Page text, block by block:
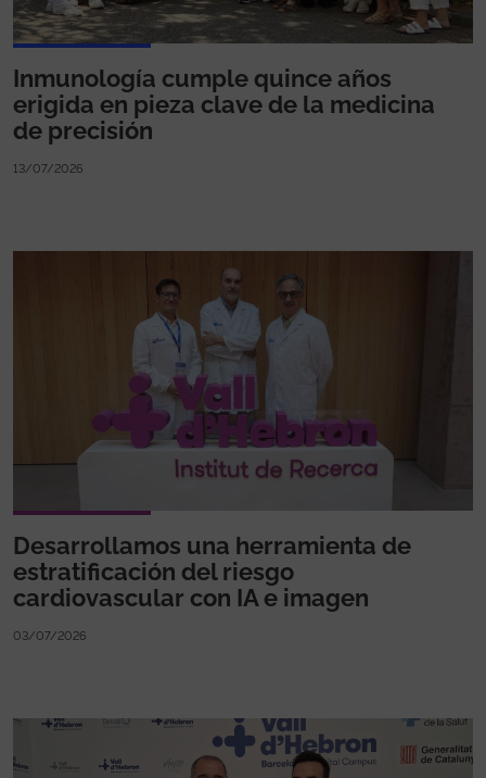
Inmunología cumple quince años
erigida en pieza clave de la medicina
de precisión
13/07/2026
Desarrollamos una herramienta de
estratificación del riesgo
cardiovascular con IA e imagen
03/07/2026